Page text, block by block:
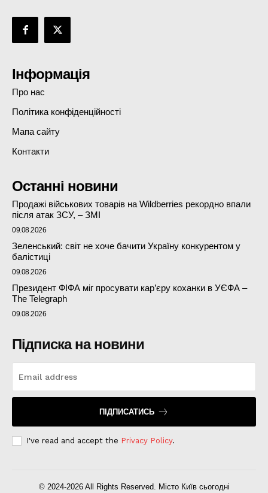
Інформація
Про нас
Політика конфіденційності
Мапа сайту
Контакти
Останні новини
Продажі військових товарів на Wildberries рекордно впали
після атак ЗСУ, – ЗМІ
09.08.2026
Зеленський: світ не хоче бачити Україну конкурентом у
балістиці
09.08.2026
Президент ФІФА міг просувати кар’єру коханки в УЄФА –
The Telegraph
09.08.2026
Підписка на новини
ПІДПИСАТИСЬ
I've read and accept the Privacy Policy.
© 2024-2026 All Rights Reserved. Місто Київ сьогодні